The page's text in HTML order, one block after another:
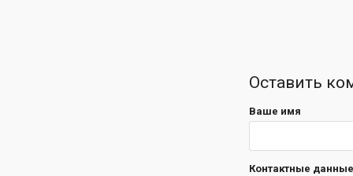
Оставить
Ваше имя
Контактные